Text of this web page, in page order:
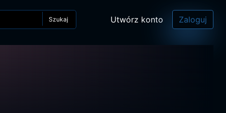
Szukaj Utwórz konto Zaloguj